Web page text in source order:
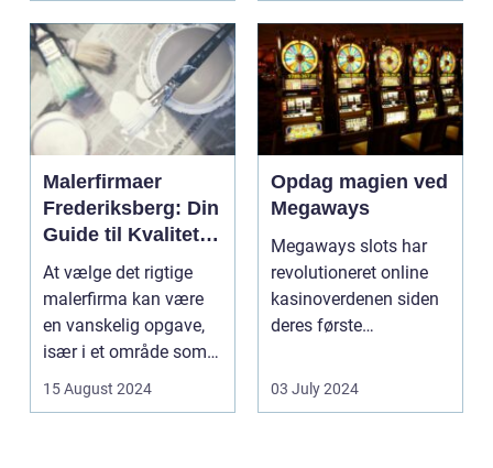
Malerfirmaer
Frederiksberg: Din
Guide til Kvalitet
og Service
At vælge det rigtige
malerfirma kan være
en vanskelig opgave,
især i et område som
Frederiksberg, hv...
15 August 2024
Opdag magien ved
Megaways
Megaways slots har
revolutioneret online
kasinoverdenen siden
deres første
spillea...
03 July 2024